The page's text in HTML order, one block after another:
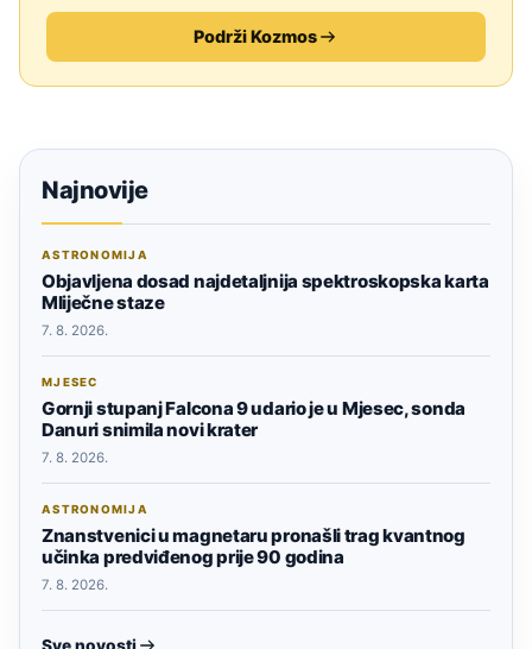
Podrži Kozmos
Najnovije
ASTRONOMIJA
Objavljena dosad najdetaljnija spektroskopska karta
Mliječne staze
7. 8. 2026.
MJESEC
Gornji stupanj Falcona 9 udario je u Mjesec, sonda
Danuri snimila novi krater
7. 8. 2026.
ASTRONOMIJA
Znanstvenici u magnetaru pronašli trag kvantnog
učinka predviđenog prije 90 godina
7. 8. 2026.